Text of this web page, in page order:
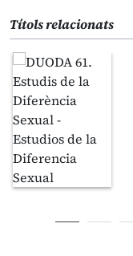
Títols relacionats